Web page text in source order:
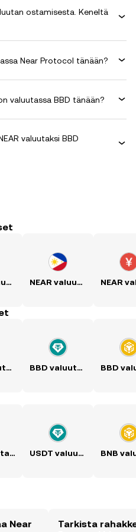
ostamisesta. Keneltä
Near Protocol tänään?
valuutassa BBD tänään?
valuutaksi BBD
NEAR valuutaksi PKR NEAR valuutaksi PHP
BBD valuutaksi ETH BBD valuutaksi USDT
ETH valuutaksi BBD USDT valuutaksi BBD
Near
Tarkista